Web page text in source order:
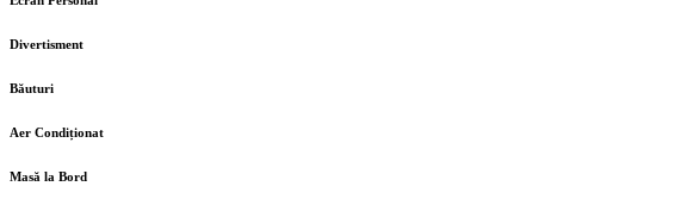
Divertisment
Băuturi
Aer Condiționat
Masă la Bord